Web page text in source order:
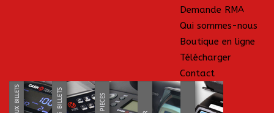
Demande RMA
Qui sommes-nous
Boutique en ligne
Télécharger
Contact